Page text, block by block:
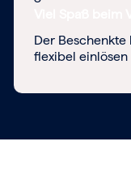
Der Beschenkte
flexibel einlösen